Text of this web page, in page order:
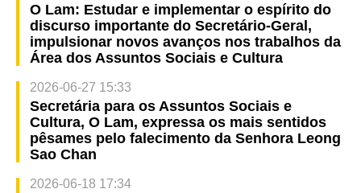
O Lam: Estudar e implementar o espírito do
discurso importante do Secretário-Geral,
impulsionar novos avanços nos trabalhos da
Área dos Assuntos Sociais e Cultura
2026-06-27 15:33
Secretária para os Assuntos Sociais e
Cultura, O Lam, expressa os mais sentidos
pêsames pelo falecimento da Senhora Leong
Sao Chan
2026-06-18 17:34